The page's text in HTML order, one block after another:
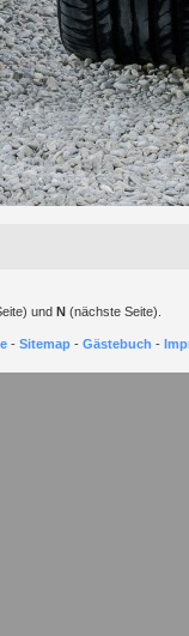
und N (nächste Seite).
- Sitemap - Gästebuch -